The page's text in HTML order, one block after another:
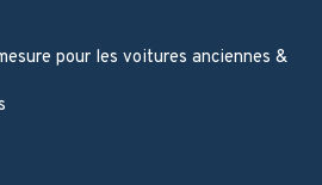
pour les voitures anciennes &